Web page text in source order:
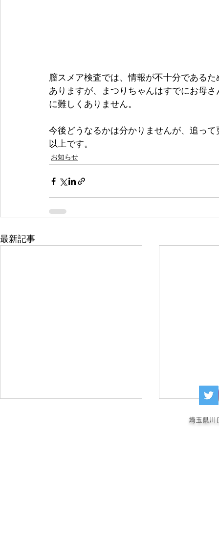
膣スメア検査では、情報が不十分である
ありますが、まつりちゃんはすでにお母
に難しくありません。
今後どうなるかは分かりませんが、追っ
以上です。
お知らせ
最新記事
埼玉県川